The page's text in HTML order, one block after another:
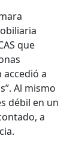
que
accedió a
Al mismo
débil en un
a